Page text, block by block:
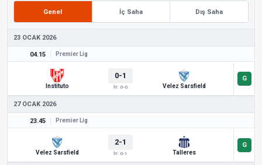
Genel İç Saha Dış Saha
23 OCAK 2026
04.15 Premier Lig
Instituto
0-1
İY: 0-0 Velez Sarsfield
27 OCAK 2026
23.45 Premier Lig
Velez Sarsfield
2-1
İY: 0-1 Talleres